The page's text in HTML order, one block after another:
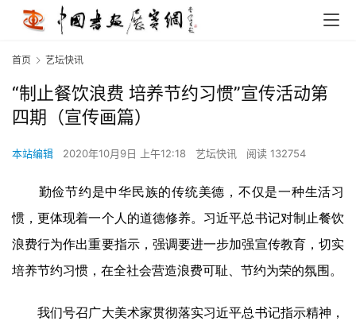
首页 艺坛快讯
“制止餐饮浪费 培养节约习惯”宣传活动第
四期（宣传画篇）
本站编辑 2020年10月9日 上午12:18 艺坛快讯 阅读 132754
勤俭节约是中华民族的传统美德，不仅是一种生活习
惯，更体现着一个人的道德修养。习近平总书记对制止餐饮
浪费行为作出重要指示，强调要进一步加强宣传教育，切实
培养节约习惯，在全社会营造浪费可耻、节约为荣的氛围。
我们号召广大美术家贯彻落实习近平总书记指示精神，